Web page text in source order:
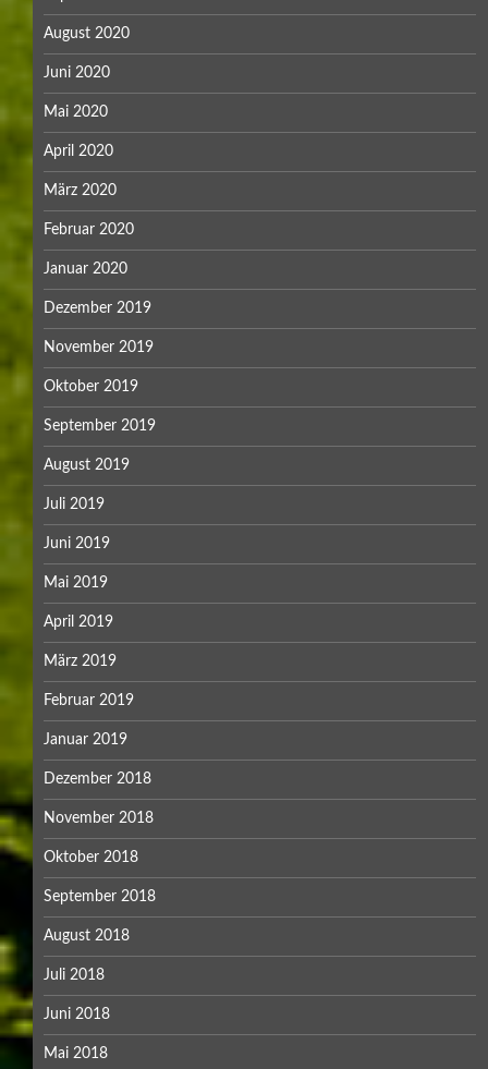
August 2020
Juni 2020
Mai 2020
April 2020
März 2020
Februar 2020
Januar 2020
Dezember 2019
November 2019
Oktober 2019
September 2019
August 2019
Juli 2019
Juni 2019
Mai 2019
April 2019
März 2019
Februar 2019
Januar 2019
Dezember 2018
November 2018
Oktober 2018
September 2018
August 2018
Juli 2018
Juni 2018
Mai 2018